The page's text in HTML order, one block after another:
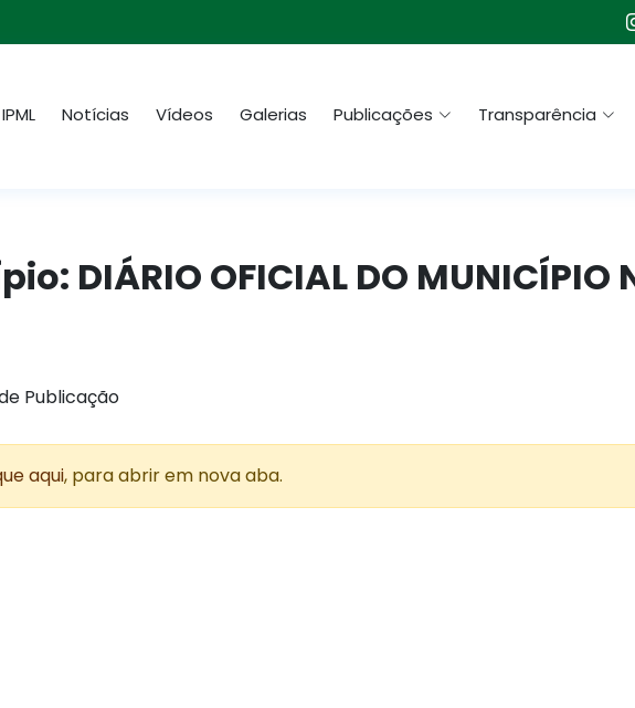
IPML Notícias Vídeos Galerias Publicações Transparência
DIÁRIO OFICIAL DO MUNICÍPIO
Publicação
aqui, para abrir em nova aba.